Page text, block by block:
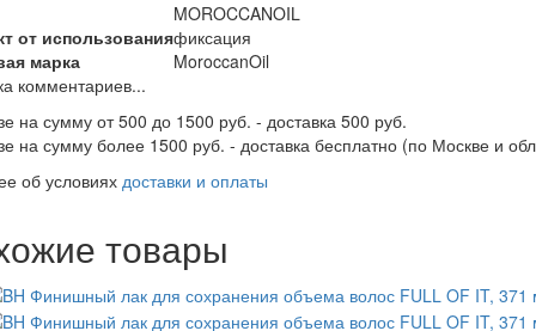
MOROCCANOIL
от использованияфиксация
марка
MoroccanOil
комментариев...
на сумму от 500 до 1500 руб. - доставка 500 руб.
на сумму более 1500 руб. - доставка бесплатно (по Москве и
об условиях доставки и оплаты
товары